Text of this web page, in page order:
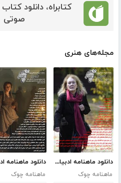
کتابراه، دانلود
صوتی
مجله‌های هنری
دانلود ماهنامه ادبیات داستانی چوک - شماره 147
ماهنامه چوک ماهنامه چوک